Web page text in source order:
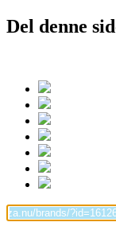
Del denne